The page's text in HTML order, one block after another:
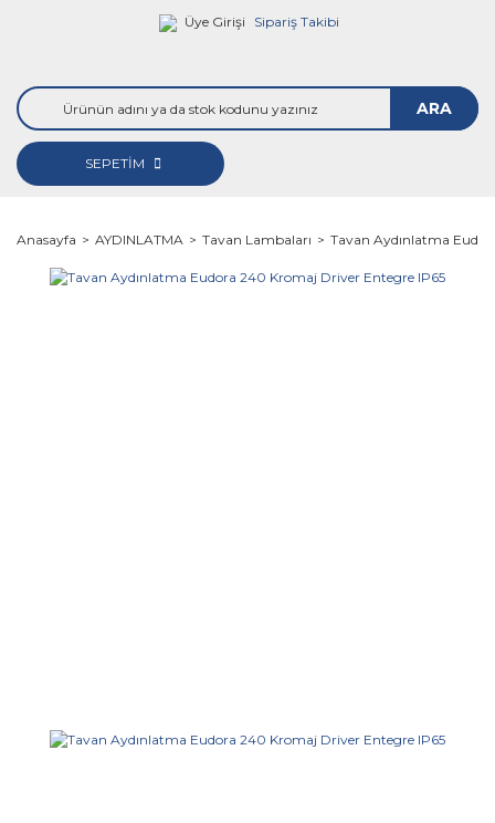
Üye Girişi Sipariş Takibi
ARA
SEPETİM
Anasayfa AYDINLATMA Tavan Lambaları Tavan Aydınlatma